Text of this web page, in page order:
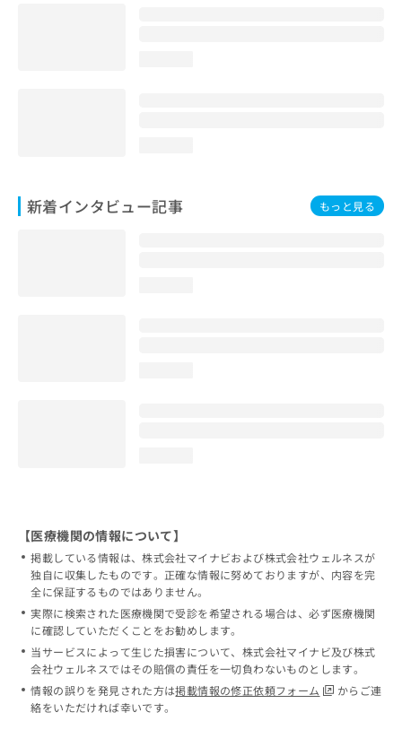
新着インタビュー記事 もっと見る
【医療機関の情報について】
掲載している情報は、株式会社マイナビおよび株式会社ウェルネスが
独自に収集したものです。正確な情報に努めておりますが、内容を完
全に保証するものではありません。
実際に検索された医療機関で受診を希望される場合は、必ず医療機関
に確認していただくことをお勧めします。
当サービスによって生じた損害について、株式会社マイナビ及び株式
会社ウェルネスではその賠償の責任を一切負わないものとします。
情報の誤りを発見された方は掲載情報の修正依頼フォーム
からご連
絡をいただければ幸いです。